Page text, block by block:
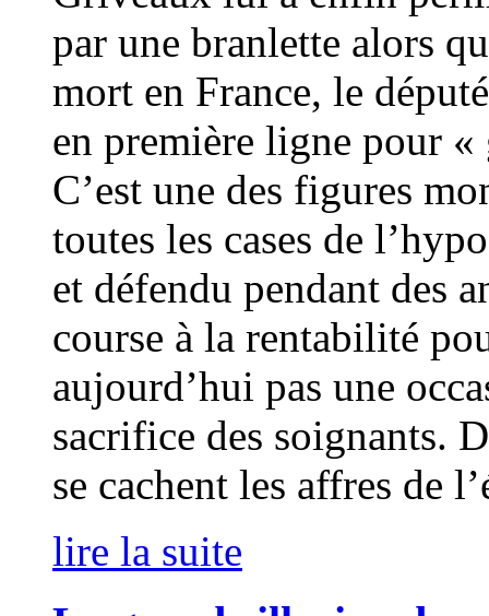
par une branlette alors
mort en France, le
en première ligne pour «
C’est une des figures
toutes les cases de
et défendu pendant des
course à la rentabilité
aujourd’hui pas une
sacrifice des soignants.
se cachent les affres de
lire la suite